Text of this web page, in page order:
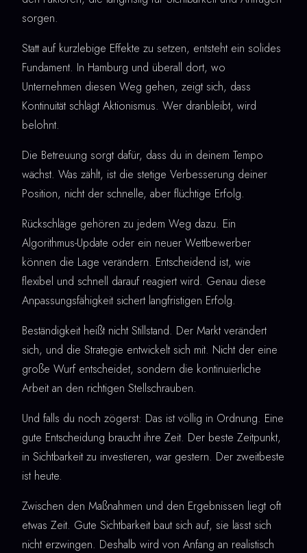
sorgen.
Statt auf kurzlebige Effekte zu setzen, entsteht ein solides
Fundament. In Hamburg und überall dort, wo
Unternehmen diesen Weg gehen, zeigt sich, dass
Kontinuität schlägt Aktionismus. Wer dranbleibt, wird
belohnt.
Die Betreuung sorgt dafür, dass du in deinem Tempo
wächst. Was zählt, ist die stetige Verbesserung deiner
Position, nicht der schnelle, aber flüchtige Erfolg.
Rückschläge gehören zu jedem Weg dazu. Ein
Algorithmus-Update oder ein neuer Wettbewerber
können die Lage verändern. Entscheidend ist, wie
flexibel und schnell darauf reagiert wird. Genau diese
Anpassungsfähigkeit sichert langfristigen Erfolg.
Beständigkeit heißt nicht Stillstand. Der Markt verändert
sich, und die Strategie entwickelt sich mit. Nicht der eine
große Wurf entscheidet, sondern die kontinuierliche
Arbeit an den richtigen Stellschrauben.
Und falls du noch zögerst: Das ist völlig in Ordnung. Eine
gute Entscheidung braucht ihre Zeit. Der beste Zeitpunkt,
in Sichtbarkeit zu investieren, war gestern. Der zweitbeste
ist heute.
Zwischen den Maßnahmen und den Ergebnissen liegt oft
etwas Zeit. Gute Sichtbarkeit baut sich auf, sie lässt sich
nicht erzwingen. Deshalb wird von Anfang an realistisch